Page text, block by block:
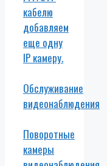
кабелю
добавляем
еще одну
IP камеру.
Обслуживание
видеонаблюдения
Поворотные
камеры